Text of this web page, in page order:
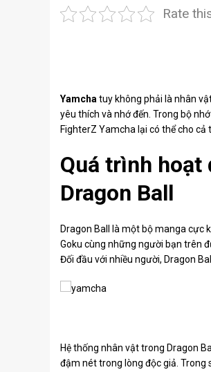
Rate
Yamcha tuy không phải là nhân
yêu thích và nhớ đến. Trong bộ
FighterZ Yamcha lại có thể cho
Quá trình hoạt
Dragon Ball
Dragon Ball là một bộ manga cực
Goku cùng những người bạn trên
Đối đầu với nhiều người, Dragon
Hệ thống nhân vật trong Dragon
đậm nét trong lòng độc giả.